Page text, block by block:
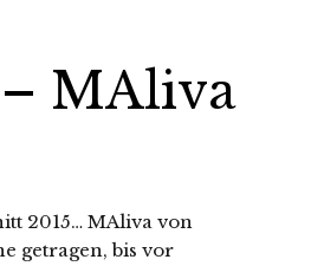
MAliva
2015… MAliva von
getragen, bis vor